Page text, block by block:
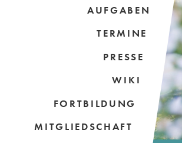
AUFGABEN
TERMINE
PRESSE
WIKI
FORTBILDUNG
MITGLIEDSCHAFT